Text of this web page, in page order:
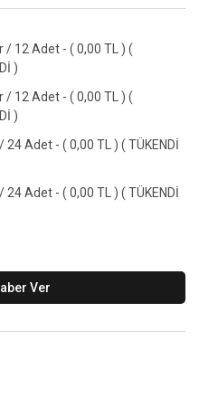
/ 12 Adet - ( 0,00 TL ) (
)
/ 12 Adet - ( 0,00 TL ) (
)
24 Adet - ( 0,00 TL ) ( TÜKENDİ
24 Adet - ( 0,00 TL ) ( TÜKENDİ
Ver